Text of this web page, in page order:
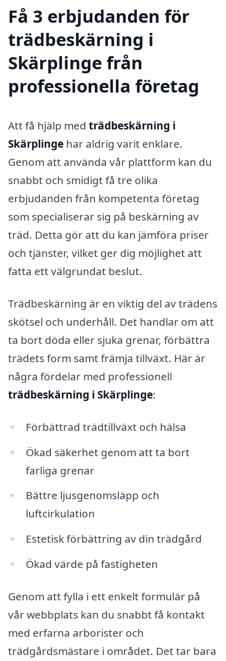
Få 3 erbjudanden för
trädbeskärning i
Skärplinge från
professionella företag
Att få hjälp med trädbeskärning i
Skärplinge har aldrig varit enklare.
Genom att använda vår plattform kan du
snabbt och smidigt få tre olika
erbjudanden från kompetenta företag
som specialiserar sig på beskärning av
träd. Detta gör att du kan jämföra priser
och tjänster, vilket ger dig möjlighet att
fatta ett välgrundat beslut.
Trädbeskärning är en viktig del av trädens
skötsel och underhåll. Det handlar om att
ta bort döda eller sjuka grenar, förbättra
trädets form samt främja tillväxt. Här är
några fördelar med professionell
trädbeskärning i Skärplinge:
Förbättrad trädtillväxt och hälsa
Ökad säkerhet genom att ta bort
farliga grenar
Bättre ljusgenomsläpp och
luftcirkulation
Estetisk förbättring av din trädgård
Ökad värde på fastigheten
Genom att fylla i ett enkelt formulär på
vår webbplats kan du snabbt få kontakt
med erfarna arborister och
trädgårdsmästare i området. Det tar bara